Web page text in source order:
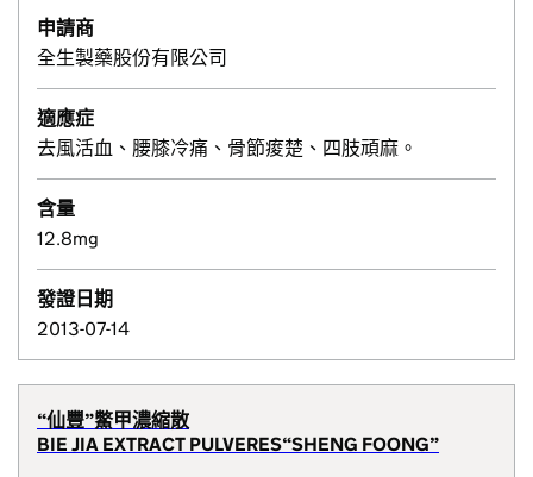
申請商
全生製藥股份有限公司
適應症
去風活血、腰膝冷痛、骨節痠楚、四肢頑麻。
含量
12.8mg
發證日期
2013-07-14
“仙豐”鱉甲濃縮散
BIE JIA EXTRACT PULVERES“SHENG FOONG”